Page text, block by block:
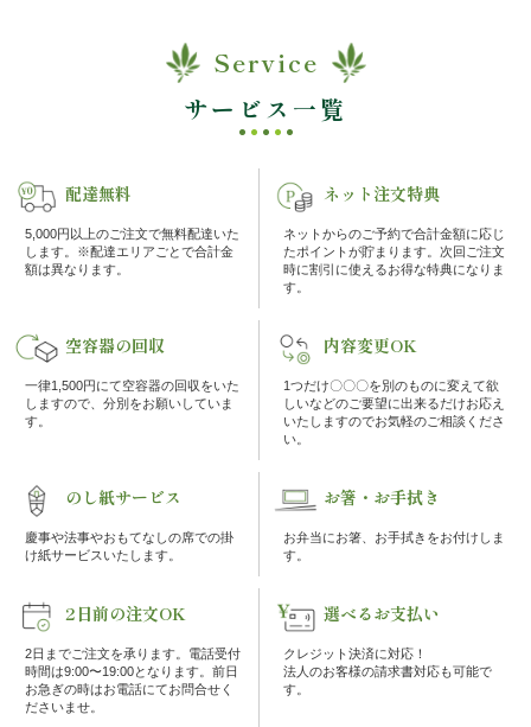
ら
ま
の
こ
わ
り
注
文
ン
Service
サービス一覧
配達無料
5,000円以上のご注文で無料配達いた
します。※配達エリアごとで合計金
額は異なります。
ネット注文特典
ネットからのご予約で合計金額に応じ
たポイントが貯まります。次回ご注文
時に割引に使えるお得な特典になりま
す。
空容器の回収
一律1,500円にて空容器の回収をいた
しますので、分別をお願いしていま
す。
内容変更OK
1つだけ〇〇〇を別のものに変えて欲
しいなどのご要望に出来るだけお応え
いたしますのでお気軽のご相談くださ
い。
のし紙サービス
慶事や法事やおもてなしの席での掛
け紙サービスいたします。
お箸・お手拭き
お弁当にお箸、お手拭きをお付けしま
す。
2日前の注文OK
2日までご注文を承ります。電話受付
時間は9:00〜19:00となります。前日
お急ぎの時はお電話にてお問合せく
ださいませ。
選べるお支払い
クレジット決済に対応！
法人のお客様の請求書対応も可能で
す。